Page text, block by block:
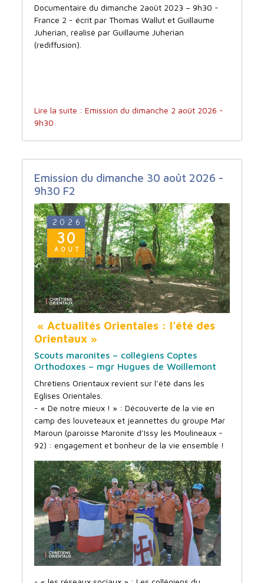
Documentaire du dimanche 2août 2023 – 9h30 -
France 2 - écrit par Thomas Wallut et Guillaume
Juherian, réalisé par Guillaume Juherian
(rediffusion).
Lire la suite : Emission du dimanche 2 août 2026 -
9h30
Emission du dimanche 30 août 2026 -
9h30 F2
2026
30
AOUT
« Actualités Orientales : l’été des
Orientaux »
Scouts maronites – collégiens Coptes
Orthodoxes – mgr Hugues de Woillemont
Chrétiens Orientaux revient sur l’été dans les
Eglises Orientales.
- « De notre mieux ! » : Découverte de la vie en
camp des louveteaux et jeannettes du groupe Mar
Maroun (paroisse Maronite d’Issy les Moulineaux -
92) : engagement et bonheur de la vie ensemble !